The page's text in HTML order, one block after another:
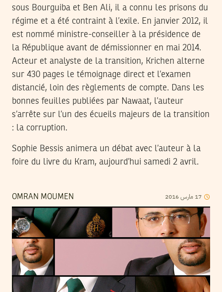
sous Bourguiba et Ben Ali, il a connu les prisons du
régime et a été contraint à l’exile. En janvier 2012, il
est nommé ministre-conseiller à la présidence de
la République avant de démissionner en mai 2014.
Acteur et analyste de la transition, Krichen alterne
sur 430 pages le témoignage direct et l’examen
distancié, loin des règlements de compte. Dans les
bonnes feuilles publiées par Nawaat, l’auteur
s’arrête sur l’un des écueils majeurs de la transition
: la corruption.
Sophie Bessis animera un débat avec l’auteur à la
foire du livre du Kram, aujourd’hui samedi 2 avril.
OMRAN MOUMEN 17 مارس2016